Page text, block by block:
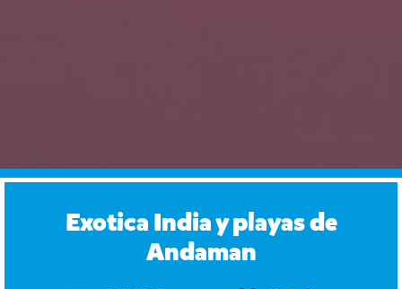
Exotica India y playas de
Andaman